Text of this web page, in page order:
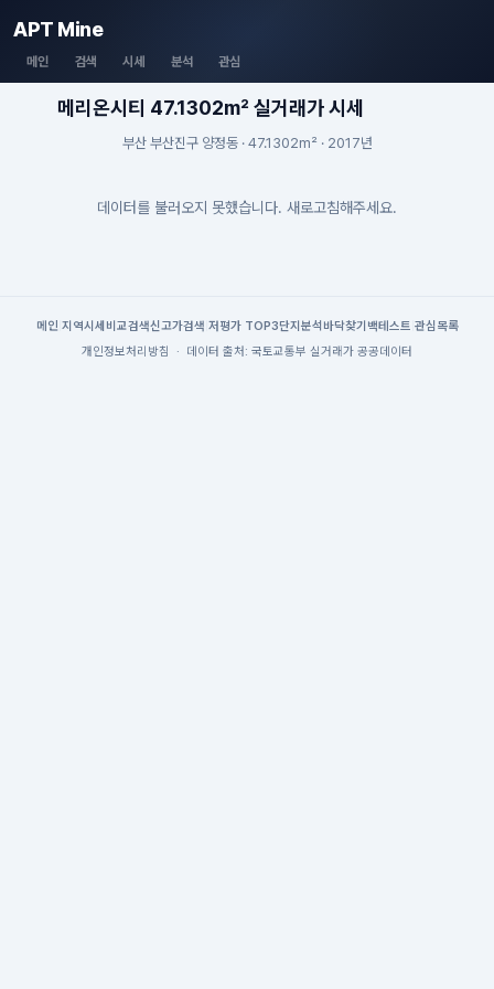
APT Mine
메인 검색 시세 분석 관심
메리온시티 47.1302m² 실거래가 시세
부산 부산진구 양정동 · 47.1302m² · 2017년
데이터를 불러오지 못했습니다. 새로고침해주세요.
메인| 지역시세 비교검색신고가검색 저평가 TOP3단지분석 바닥찾기 백테스트 관심목록
개인정보처리방침
· 데이터 출처: 국토교통부 실거래가 공공데이터